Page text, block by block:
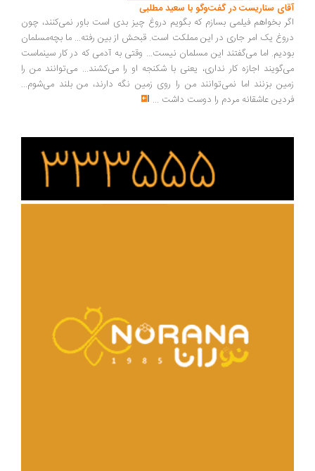
سناریست در گفت‌وگو با سعید مطلبی
بخواهم فیلمی بسازم که بگویم دروغ چیز بدی است باور نمی‌کنند، چون
یک امر جاری در این مملکت است. قبحش از بین رفته... ما بچه‌مسلمان
اما می‌گفتند این مسلمان نیست... وقتی به آدمی که در کار سینماست
اجازه کار نداری، یعنی با شکنجه او را می‌کشند... می‌توانند من را
بزنند اما نمی‌توانند من را روی زمین نگه دارند، من بلند می‌شوم...
عاشقانه مردم را دوست داشت ...